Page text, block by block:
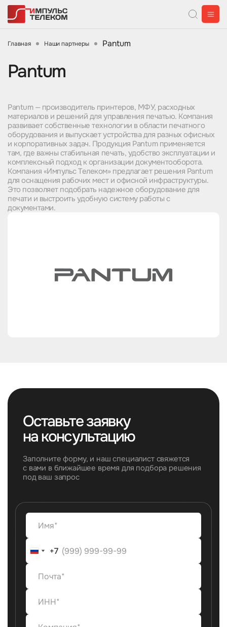
Главная Наши партнеры Pantum
Pantum
Pantum — производитель принтеров, МФУ, расходных
материалов и решений для управления печатью. Компания
развивает собственные технологии в области печатного
оборудования и выпускает устройства для разных офисных
и корпоративных задач. Продукция Pantum применяется
там, где важны стабильная печать, удобство эксплуатации и
комплексный подход к организации документооборота.
Компания «Импульс Телеком» предлагает решения Pantum
для оснащения рабочих мест и офисной инфраструктуры.
Это позволяет подобрать надежное оборудование для
печати и выстроить удобную систему работы с
документами.
Оставьте заявку
на консультацию
Заполните форму, и наш специалист свяжется
с вами в ближайшее время для подбора решения
под ваш запрос
+7
+7